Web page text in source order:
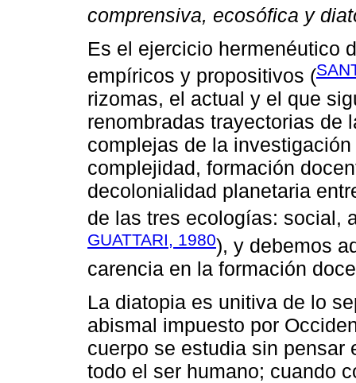
comprensiva, ecosófica y
Es el ejercicio hermenéutico
empíricos y propositivos (
rizomas, el actual y el que
renombradas trayectorias de
complejas de la
complejidad, formación
decolonialidad planetaria
de las tres ecologías: social,
GUATTARI, 1980), y debemos
carencia en la formación
La diatopia es unitiva de lo
abismal impuesto por
cuerpo se estudia sin pensar
todo el ser humano; cuando